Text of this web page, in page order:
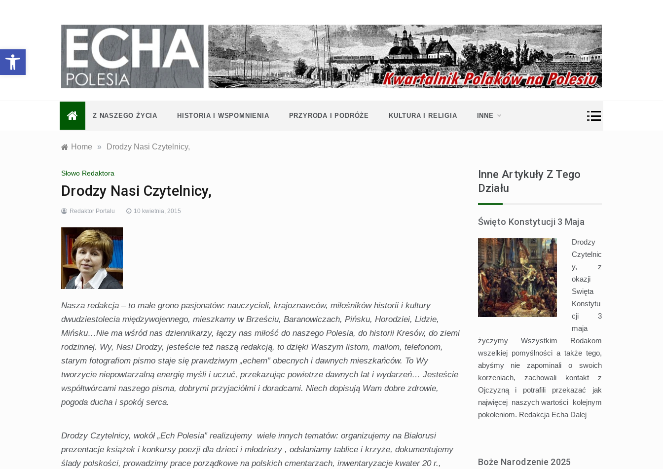
Otwórz pasek narzędzi
Echa
Polesia
współczesność
Polaków na
Polesiu.
Przyroda,
zabytki, kultura
i wspomnienia
z Polesia.
Z NASZEGO ŻYCIA HISTORIA I WSPOMNIENIA PRZYRODA I PODRÓŻE KULTURA I RELIGIA INNE
Home » Drodzy Nasi Czytelnicy,
Słowo Redaktora
Drodzy Nasi Czytelnicy,
Redaktor Portalu 10 kwietnia, 2015
Nasza redakcja – to małe grono pasjonatów: nauczycieli, krajoznawców, miłośników historii i kultury
dwudziestolecia międzywojennego, mieszkamy w Brześciu, Baranowiczach, Pińsku, Horodziei, Lidzie,
Mińsku…Nie ma wśród nas dziennikarzy, łączy nas miłość do naszego Polesia, do historii Kresów, do ziemi
rodzinnej. Wy, Nasi Drodzy, jesteście też naszą redakcją, to dzięki Waszym listom, mailom, telefonom,
starym fotografiom pismo staje się prawdziwym „echem” obecnych i dawnych mieszkańców. To Wy
tworzycie niepowtarzalną energię myśli i uczuć, przekazując powietrze dawnych lat i wydarzeń… Jesteście
współtwórcami naszego pisma, dobrymi przyjaciółmi i doradcami. Niech dopisują Wam dobre zdrowie,
pogoda ducha i spokój serca.
Drodzy Czytelnicy, wokół „Ech Polesia” realizujemy wiele innych tematów: organizujemy na Białorusi
prezentacje książek i konkursy poezji dla dzieci i młodzieży , odsłaniamy tablice i krzyże, dokumentujemy
ślady polskości, prowadzimy prace porządkowe na polskich cmentarzach, inwentaryzacje kwater 20 r.,
Inne Artykuły Z Tego
Działu
Święto Konstytucji 3 Maja
Drodzy
Czytelnic
y, z
okazji
Swięta
Konstytu
cji 3
maja
życzymy Wszystkim Rodakom
wszelkiej pomyślności a także tego,
abyśmy nie zapominali o swoich
korzeniach, zachowali kontakt z
Ojczyzną i potrafili przekazać jak
najwięcej naszych wartości kolejnym
pokoleniom. Redakcja Echa Dalej
Boże Narodzenie 2025